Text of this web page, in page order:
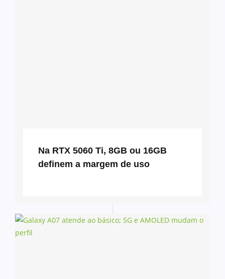
Na RTX 5060 Ti, 8GB ou 16GB
definem a margem de uso